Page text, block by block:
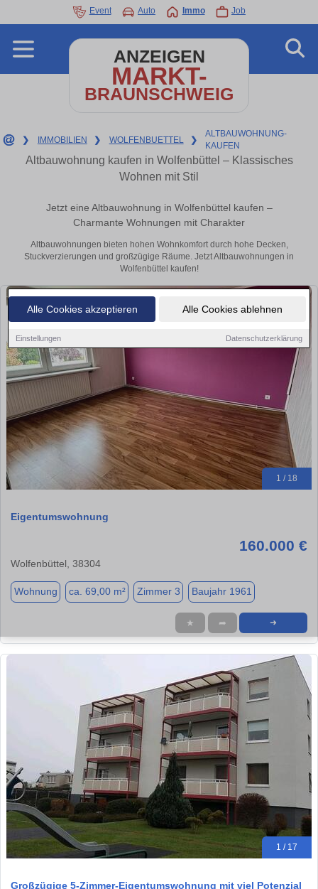
Alle Cookies akzeptieren Alle Cookies ablehnen
Einstellungen Datenschutzerklärung
Event Auto Immo Job
ANZEIGEN
MARKT-
BRAUNSCHWEIG
❯ IMMOBILIEN ❯ WOLFENBUETTEL ❯
ALTBAUWOHNUNG-
KAUFEN
Altbauwohnung kaufen in Wolfenbüttel – Klassisches
Wohnen mit Stil
Jetzt eine Altbauwohnung in Wolfenbüttel kaufen –
Charmante Wohnungen mit Charakter
Altbauwohnungen bieten hohen Wohnkomfort durch hohe Decken,
Stuckverzierungen und großzügige Räume. Jetzt Altbauwohnungen in
Wolfenbüttel kaufen!
1 / 18
Eigentumswohnung
160.000 €
Wolfenbüttel, 38304
Wohnung ca. 69,00 m² Zimmer 3 Baujahr 1961
★ ➦ ➜
1 / 17
Großzügige 5-Zimmer-Eigentumswohnung mit viel Potenzial